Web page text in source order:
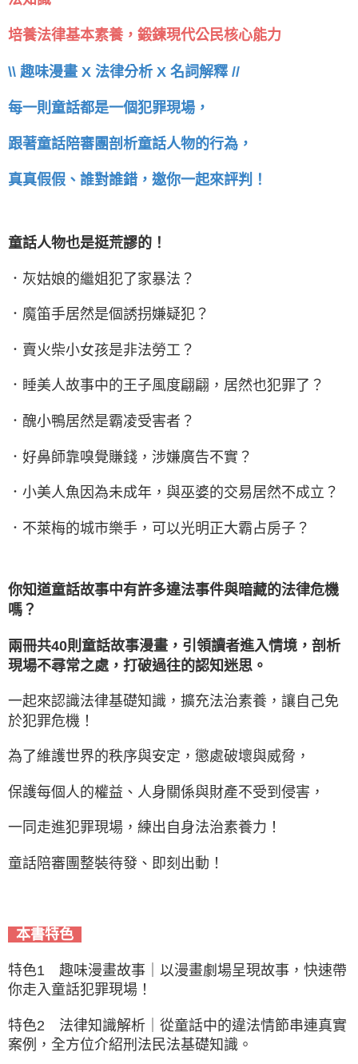
培養法律基本素養，鍛鍊現代公民核心能力
\\ 趣味漫畫 X 法律分析 X 名詞解釋 //
每一則童話都是一個犯罪現場，
跟著童話陪審團剖析童話人物的行為，
真真假假、誰對誰錯，邀你一起來評判！
童話人物也是挺荒謬的！
．灰姑娘的繼姐犯了家暴法？
．魔笛手居然是個誘拐嫌疑犯？
．賣火柴小女孩是非法勞工？
．睡美人故事中的王子風度翩翩，居然也犯罪了？
．醜小鴨居然是霸凌受害者？
．好鼻師靠嗅覺賺錢，涉嫌廣告不實？
．小美人魚因為未成年，與巫婆的交易居然不成立？
．不萊梅的城市樂手，可以光明正大霸占房子？
你知道童話故事中有許多違法事件與暗藏的法律危機
嗎？
兩冊共40則童話故事漫畫，引領讀者進入情境， 剖析
現場不尋常之處，打破過往的認知迷思。
一起來認識法律基礎知識，擴充法治素養，讓自己免
於犯罪危機！
為了維護世界的秩序與安定，懲處破壞與威脅，
保護每個人的權益、人身關係與財產不受到侵害，
一同走進犯罪現場，練出自身法治素養力！
童話陪審團整裝待發、即刻出動！
本書特色
特色1 趣味漫畫故事｜以漫畫劇場呈現故事，快速帶
你走入童話犯罪現場！
特色2 法律知識解析｜從童話中的違法情節串連真實
案例，全方位介紹刑法民法基礎知識。